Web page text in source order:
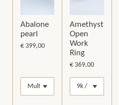
Abalone
pearl
€ 399,00
Amethyst
Open
Work
Ring
€ 369,00